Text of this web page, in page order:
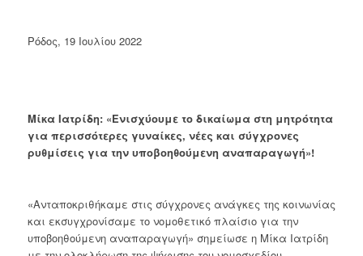
Ρόδος, 19 Ιουλίου 2022
Μίκα Ιατρίδη: «Ενισχύουμε το δικαίωμα στη μητρότητα
για περισσότερες γυναίκες, νέες και σύγχρονες
ρυθμίσεις για την υποβοηθούμενη αναπαραγωγή»!
«Ανταποκριθήκαμε στις σύγχρονες ανάγκες της κοινωνίας
και εκσυγχρονίσαμε το νομοθετικό πλαίσιο για την
υποβοηθούμενη αναπαραγωγή» σημείωσε η Μίκα Ιατρίδη